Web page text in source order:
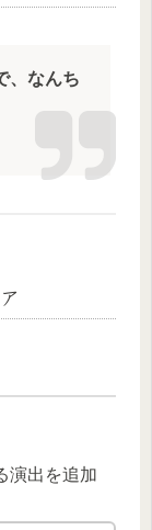
、なんち
演出を追加